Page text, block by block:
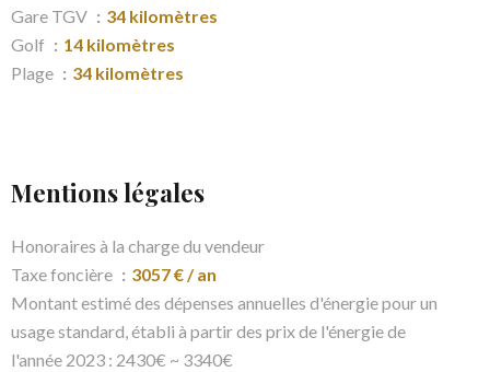
Gare TGV
34 kilomètres
Golf
14 kilomètres
Plage
34 kilomètres
Mentions légales
Honoraires à la charge du vendeur
Taxe foncière
3057 € / an
Montant estimé des dépenses annuelles d'énergie pour un
usage standard, établi à partir des prix de l'énergie de
l'année 2023 : 2430€ ~ 3340€